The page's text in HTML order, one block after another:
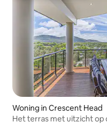
Woning in Crescent Head
Het terras met uitzicht op